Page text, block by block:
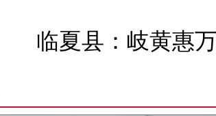
临夏县：岐黄惠